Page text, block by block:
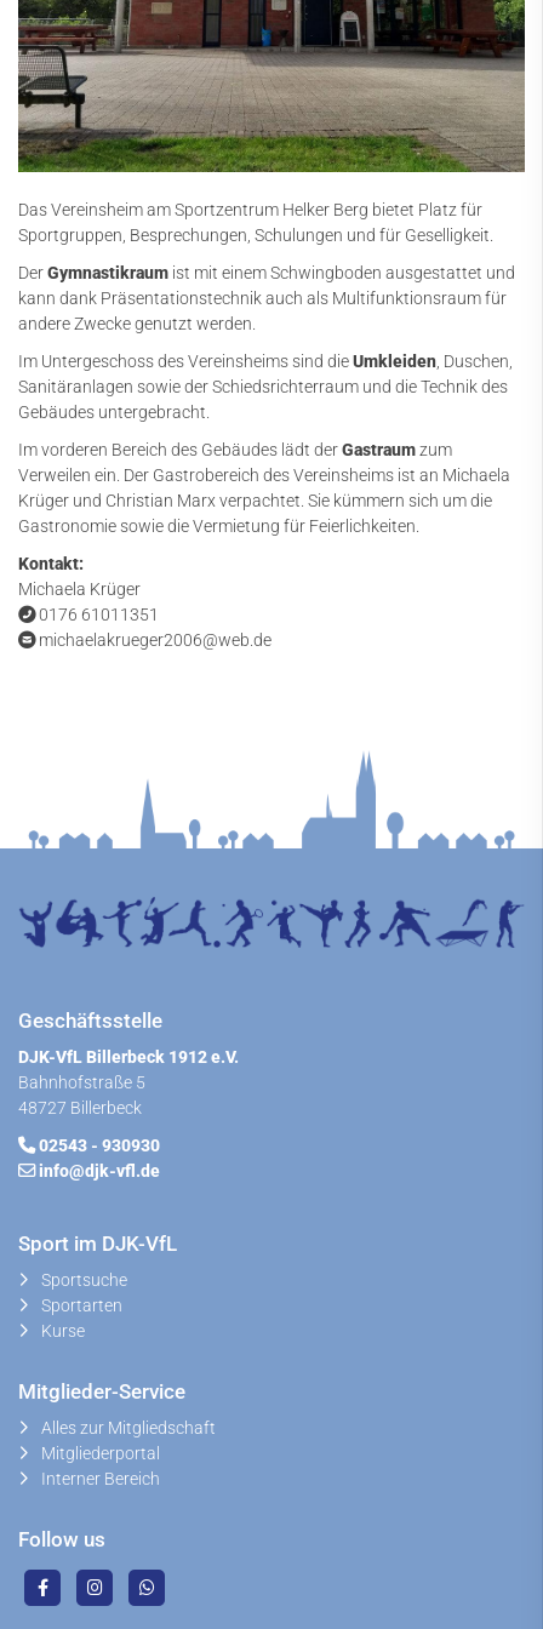
Das Vereinsheim am Sportzentrum Helker Berg bietet Platz für
Sportgruppen, Besprechungen, Schulungen und für Geselligkeit.
DerGymnastikraum ist mit einem Schwingboden ausgestattet und
kann dank Präsentationstechnik auch als Multifunktionsraum für
andere Zwecke genutzt werden.
Im Untergeschoss des Vereinsheims sind dieUmkleiden, Duschen,
Sanitäranlagen sowie der Schiedsrichterraum und die Technik des
Gebäudes untergebracht.
Im vorderen Bereich des Gebäudes lädt derGastraumzum
Verweilen ein. Der Gastrobereich des Vereinsheims ist an Michaela
Krüger und Christian Marx verpachtet. Sie kümmern sich um die
Gastronomie sowie die Vermietung für Feierlichkeiten.
Kontakt:
Michaela Krüger
0176 61011351
michaelakrueger2006@web.de
Geschäftsstelle
DJK-VfL Billerbeck 1912 e.V.
Bahnhofstraße 5
48727 Billerbeck
02543 - 930930
info@djk-vfl.de
Sport im DJK-VfL
Sportsuche
Sportarten
Kurse
Mitglieder-Service
Alles zur Mitgliedschaft
Mitgliederportal
Interner Bereich
Follow us
Bogensportanlage
Tennisanlage
Schießstand
Sporthallen
Vereinshistorie
Stellenangebote
News
Kursangebot
Service
Kontakt